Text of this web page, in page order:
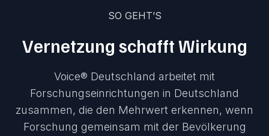
SO GEHT’S
Vernetzung schafft Wirkung
Voice® Deutschland arbeitet mit
Forschungseinrichtungen in Deutschland
zusammen, die den Mehrwert erkennen, wenn
Forschung gemeinsam mit der Bevölkerung